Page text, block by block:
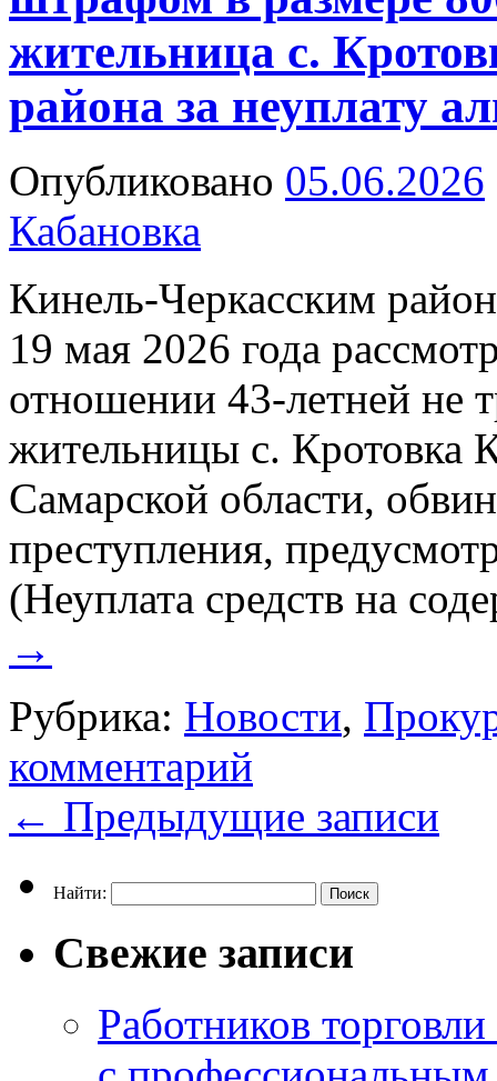
жительница с.
района за неуплату
Опубликовано 05.06.2026
Кабановка
Кинель-Черкасским
19 мая 2026 года
отношении 43-летней не
жительницы с. Кротовка
Самарской области,
преступления,
(Неуплата средств на
→
Рубрика: Новости,
комментарий
← Предыдущие записи
Найти:
Свежие записи
Работников